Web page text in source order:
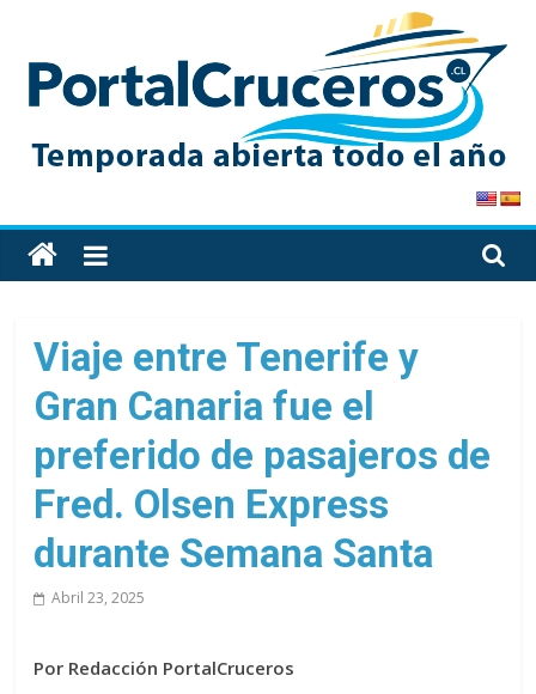
content
PortalCruceros
Toda
la
de
cruceros
en
solo
sitio
Viaje entre Tenerife y
Gran Canaria fue el
preferido de pasajeros de
Fred. Olsen Express
durante Semana Santa
Abril 23, 2025
Por Redacción PortalCruceros